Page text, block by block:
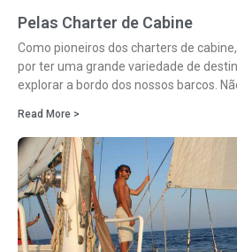
Pelas Charter de Cabine
Como pioneiros dos charters de
por ter uma grande variedade de
explorar a bordo dos nossos barcos.
Read More >